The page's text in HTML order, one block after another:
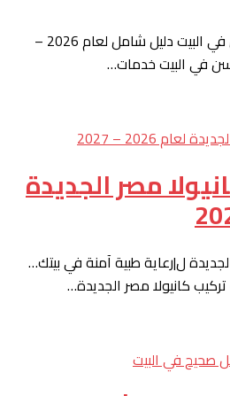
💉 تركيب الكانيولا لكبار السن في البيت دليل شامل لعام 2026 –
مصر الجديدة
ل|رعاية طبية آمنة في بيتك…
كانيولا مصر الجديدة…